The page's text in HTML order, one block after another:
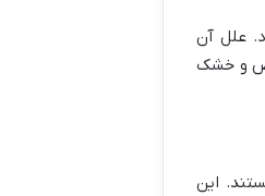
علل آن
و خشک
این